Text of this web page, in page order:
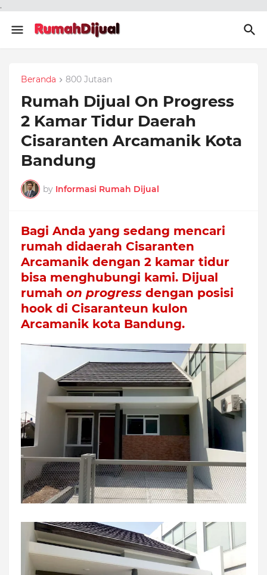
.
Beranda 800 Jutaan
Rumah Dijual On Progress
2 Kamar Tidur Daerah
Cisaranten Arcamanik Kota
Bandung
by Informasi Rumah Dijual
Bagi Anda yang sedang mencari
rumah didaerah Cisaranten
Arcamanik dengan 2 kamar tidur
bisa menghubungi kami. Dijual
rumah on progress dengan posisi
hook di Cisaranteun kulon
Arcamanik kota Bandung.